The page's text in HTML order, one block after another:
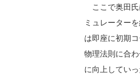
ここで奥田
ミュレーター
は即座に初期
物理法則に合
に向上してい